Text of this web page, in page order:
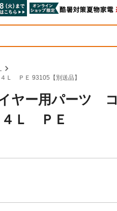
Ｌ ＰＥ 93105【別送品】
ヤー用パーツ コ
Ｌ ＰＥ